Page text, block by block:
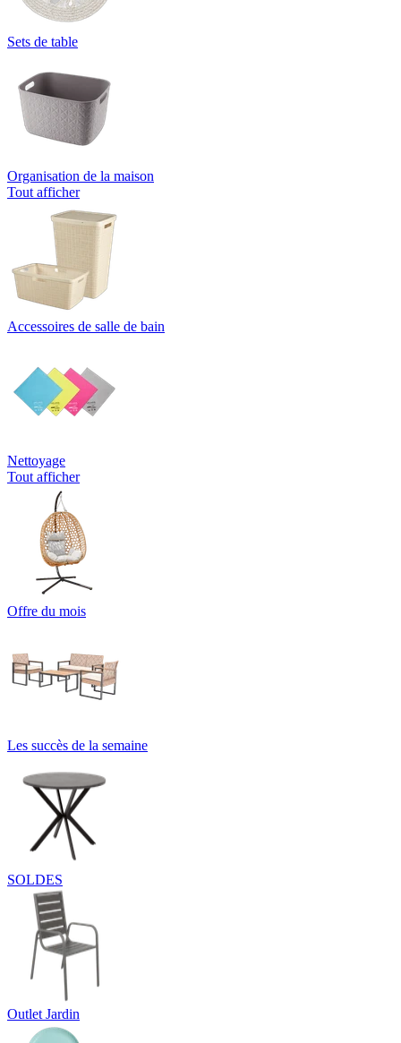
Sets de table
Organisation de la maison
Tout afficher
Accessoires de salle de bain
Nettoyage
Tout afficher
Offre du mois
Les succès de la semaine
SOLDES
Outlet Jardin